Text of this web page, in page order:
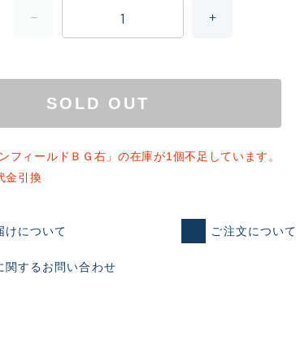
SOLD OUT
フィールドＢＧ右」の在庫が1個不足しています。
金引換
けについて ご注文について
関するお問い合わせ